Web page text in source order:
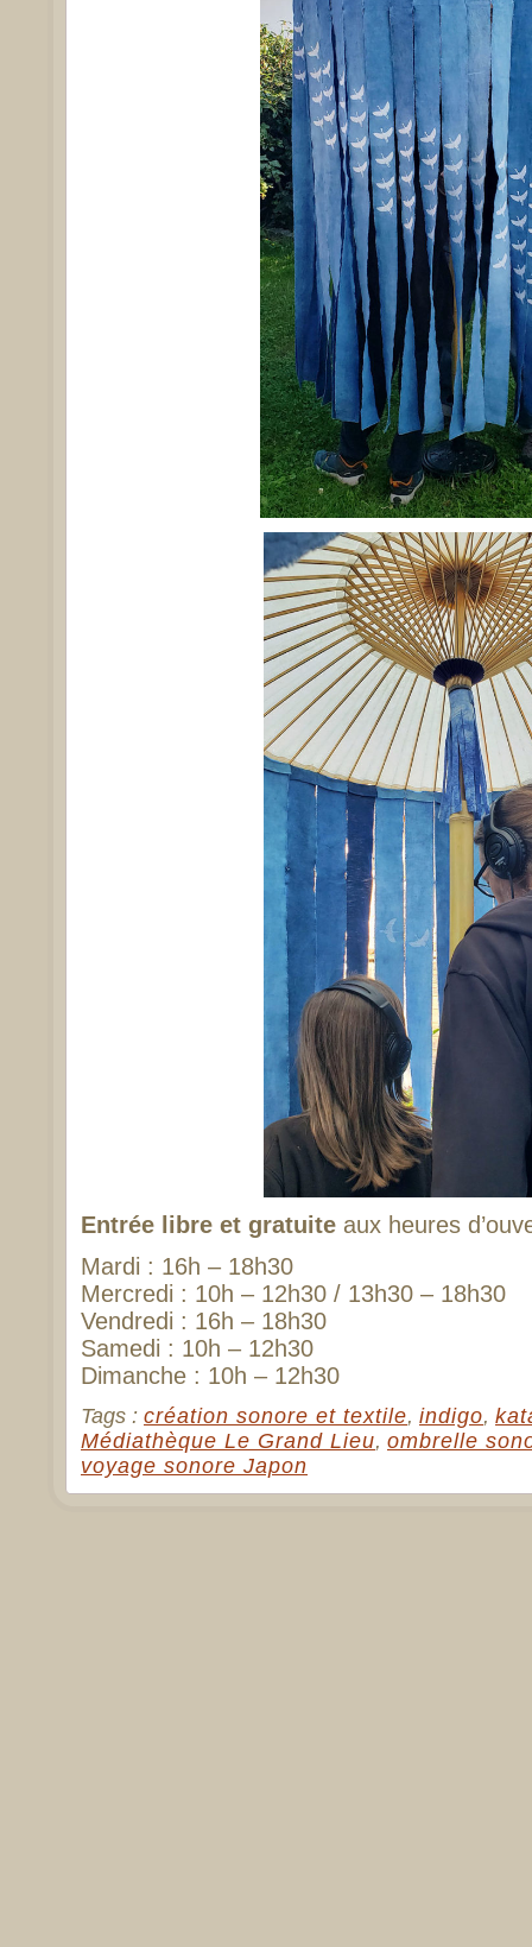
Entrée libre et gratuite aux heures
Mardi : 16h – 18h30
Mercredi : 10h – 12h30 / 13h30 – 18h30
Vendredi : 16h – 18h30
Samedi : 10h – 12h30
Dimanche : 10h – 12h30
Tags : création sonore et textile, indigo,
Médiathèque Le Grand Lieu, ombrelle
voyage sonore Japon